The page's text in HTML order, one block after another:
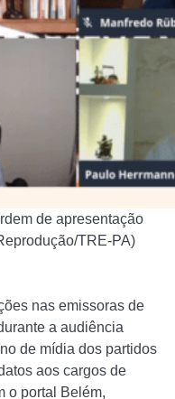
de apresentação
TRE-PA)
nas emissoras de
a audiência
de mídia dos partidos
aos cargos de
o portal Belém,